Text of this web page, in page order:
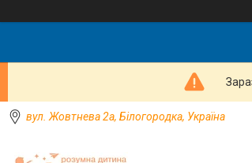
вул. Жовтнева 2а, Білогородка, Україна